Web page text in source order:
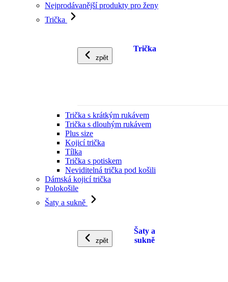
Nejprodávanější produkty pro ženy
Trička
zpět
Trička
Trička s krátkým rukávem
Trička s dlouhým rukávem
Plus size
Kojicí trička
Tílka
Trička s potiskem
Neviditelná trička pod košili
Dámská kojicí trička
Polokošile
Šaty a sukně
zpět
Šaty a
sukně